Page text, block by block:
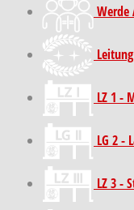
LZ 1 -
LG 2 -
LZ 3 -